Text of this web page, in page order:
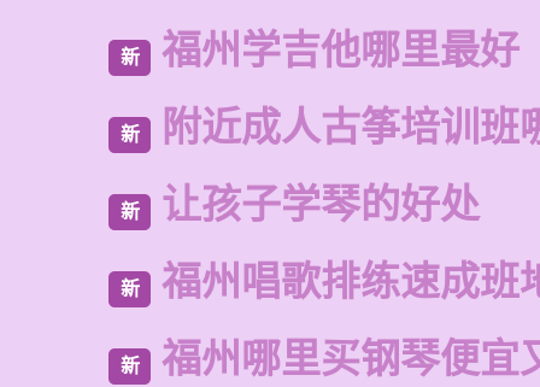
新 福州学吉他哪里最好
新 附近成人古筝培训班
新 让孩子学琴的好处
新 福州唱歌排练速成班
新 福州哪里买钢琴便宜